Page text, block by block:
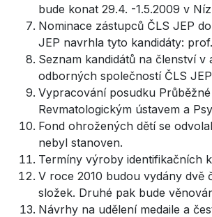
bude konat 29.4. -1.5.2009 v
Nominace zástupců ČLS JEP
JEP navrhla tyto kandidáty:
Seznam kandidátů na členství
odborných společností ČLS
Vypracování posudku
Revmatologickým ústavem a
Fond ohrožených dětí se
nebyl stanoven.
Termíny výroby identifikačních
V roce 2010 budou vydány dvě
složek. Druhé pak bude
Návrhy na udělení medaile a